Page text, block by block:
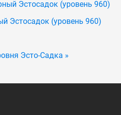
Эcтocaдoк (уровень 960)
Эcтocaдoк (уровень 960)
Эсто-Садка »